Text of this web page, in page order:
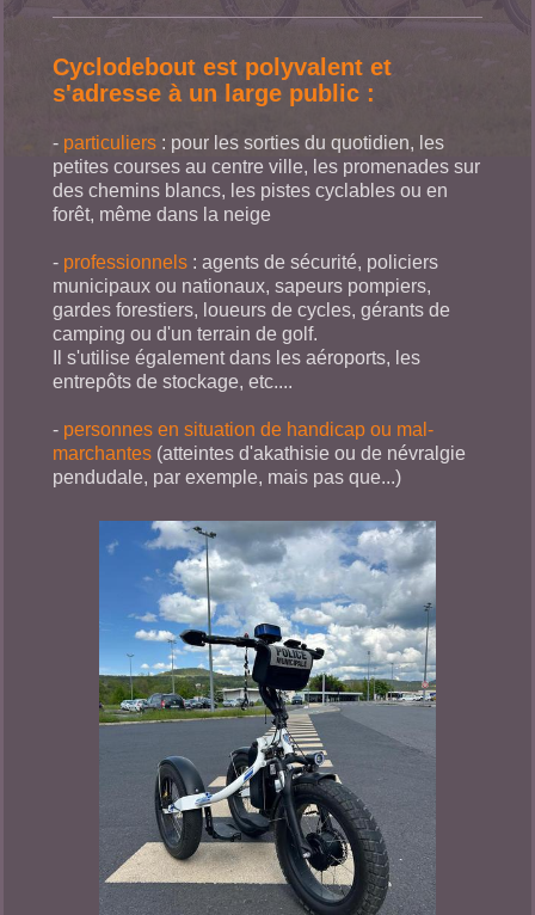
Cyclodebout est polyvalent et
s'adresse à un large public :
- particuliers : pour les sorties du quotidien, les
petites courses au centre ville, les promenades sur
des chemins blancs, les pistes cyclables ou en
forêt, même dans la neige
- professionnels : agents de sécurité, policiers
municipaux ou nationaux, sapeurs pompiers,
gardes forestiers, loueurs de cycles, gérants de
camping ou d'un terrain de golf.
Il s'utilise également dans les aéroports, les
entrepôts de stockage, etc....
- personnes en situation de handicap ou mal-
marchantes (atteintes d'akathisie ou de névralgie
pendudale, par exemple, mais pas que...)